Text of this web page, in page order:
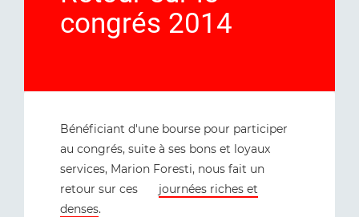
congrés 2014
Bénéficiant d'une bourse pour participer
au congrés, suite à ses bons et loyaux
services, Marion Foresti, nous fait un
retour sur ces
journées riches et
denses.